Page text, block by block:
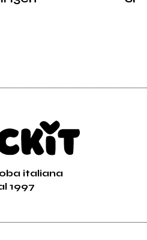
italiana
1997